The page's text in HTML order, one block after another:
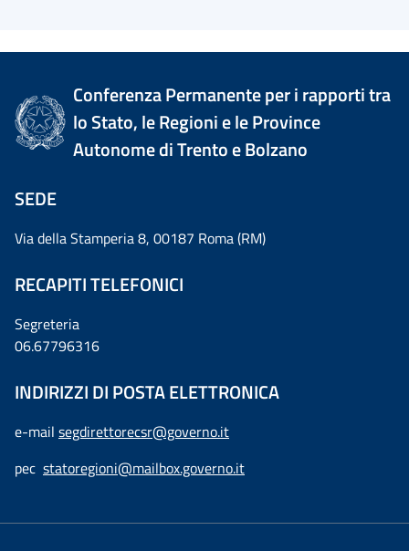
Conferenza Permanente per i rapporti tra
lo Stato, le Regioni e le Province
Autonome di Trento e Bolzano
SEDE
Via della Stamperia 8, 00187 Roma (RM)
RECAPITI TELEFONICI
Segreteria
06.67796316
INDIRIZZI DI POSTA ELETTRONICA
e-mail segdirettorecsr@governo.it
pec statoregioni@mailbox.governo.it